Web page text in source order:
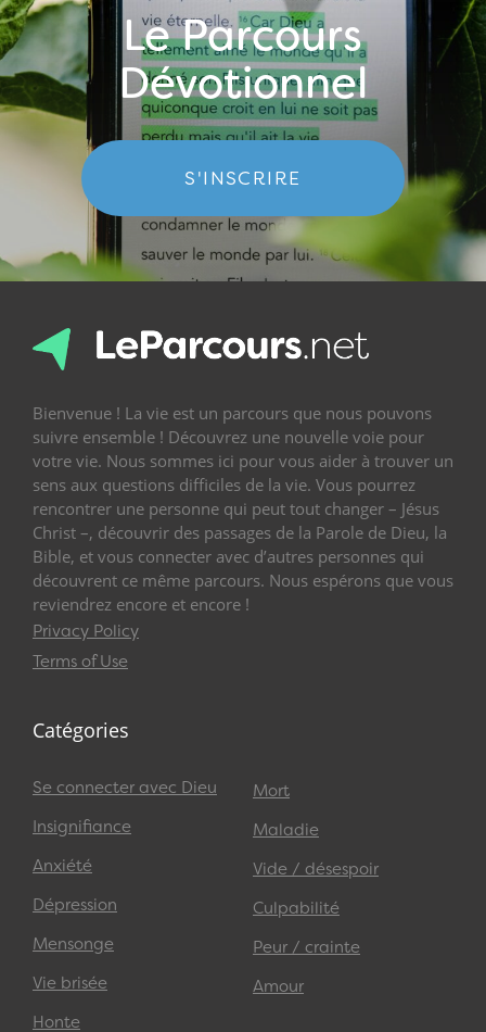
Le Parcours
Dévotionnel
S'INSCRIRE
Bienvenue ! La vie est un parcours que nous pouvons
suivre ensemble ! Découvrez une nouvelle voie pour
votre vie. Nous sommes ici pour vous aider à trouver un
sens aux questions difficiles de la vie. Vous pourrez
rencontrer une personne qui peut tout changer – Jésus
Christ –, découvrir des passages de la Parole de Dieu, la
Bible, et vous connecter avec d’autres personnes qui
découvrent ce même parcours. Nous espérons que vous
reviendrez encore et encore !
Privacy Policy
Terms of Use
Catégories
Se connecter avec Dieu
Insignifiance
Anxiété
Dépression
Mensonge
Vie brisée
Honte
Mort
Maladie
Vide / désespoir
Culpabilité
Peur / crainte
Amour